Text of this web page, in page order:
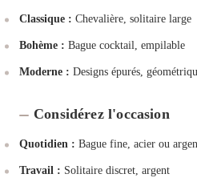
Classique : Chevalière, solitaire large
Bohème : Bague cocktail, empilable
Moderne : Designs épurés,
Considérez l'occasion
Quotidien : Bague fine, acier ou
Travail : Solitaire discret, argent